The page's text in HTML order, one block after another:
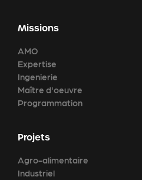
Missions
AMO
Expertise
Ingenierie
Maître d'oeuvre
Programmation
Projets
Agro-alimentaire
Industriel